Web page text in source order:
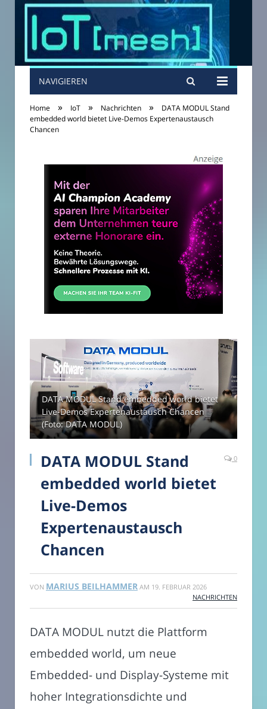
NAVIGIEREN
Home » IoT » Nachrichten »
DATA MODUL Stand
embedded world bietet Live-Demos Expertenaustausch
Chancen
DATA MODUL Stand embedded world bietet
Live-Demos Expertenaustausch Chancen
(Foto: DATA MODUL)
DATA MODUL Stand
embedded world bietet
Live-Demos
Expertenaustausch
Chancen
0
VON MARIUS BEILHAMMER AM 19. FEBRUAR 2026
NACHRICHTEN
DATA MODUL nutzt die Plattform
embedded world, um neue
Embedded- und Display-Systeme mit
hoher Integrationsdichte und